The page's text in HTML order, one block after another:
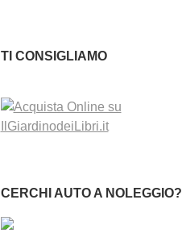
TI CONSIGLIAMO
CERCHI AUTO A NOLEGGIO?